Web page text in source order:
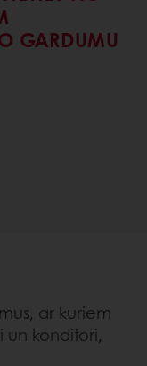
GARDUMU
ar kuriem
un konditori,